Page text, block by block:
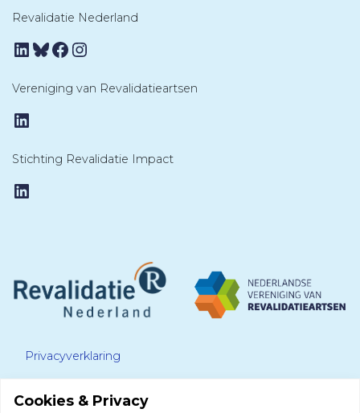
Cookies & Privacy
Revalidatie Nederland
LinkedIn
Bluesky
Facebook
Instagram
Vereniging van Revalidatieartsen
LinkedIn
Stichting Revalidatie Impact
LinkedIn
Privacyverklaring
Disclaimer